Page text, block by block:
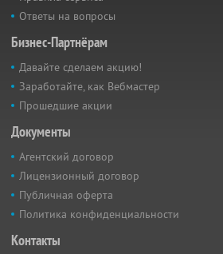
Ответы на вопросы
Бизнес-Партнёрам
Давайте сделаем акцию!
Заработайте, как Вебмастер
Прошедшие акции
Документы
Агентский договор
Лицензионный договор
Публичная оферта
Политика конфиденциальности
Контакты